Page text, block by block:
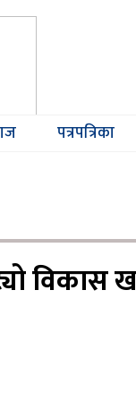
पत्रपत्रिका
विकास